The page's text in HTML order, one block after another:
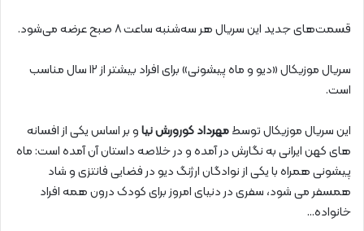
قسمت‌های جدید این سریال هر سه‌شنبه ساعت ۸ صبح عرضه می‌شود.
سریال موزیکال «دیو و ماه پیشونی» برای افراد بیشتر از ۱۲ سال مناسب
است.
این سریال موزیکال توسطمهرداد کورورش نیاو بر اساس یکی از افسانه
های کهن ایرانی به نگارش در آمده و در خلاصه داستان آن آمده است: ماه
پیشونی همراه با یکی از نوادگان ارژنگ دیو در فضایی فانتزی و شاد
همسفر می شود، سفری در دنیای امروز برای کودک درون همه افراد
خانواده…